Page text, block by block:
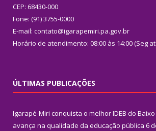
CEP: 68430-000
Fone: (91) 3755-0000
E-mail: contato@igarapemiri.pa.gov.br
Horário de atendimento: 08:00 às 14:00 (Seg
ÚLTIMAS PUBLICAÇÕES
Igarapé-Miri conquista o melhor IDEB do
avança na qualidade da educação pública 6